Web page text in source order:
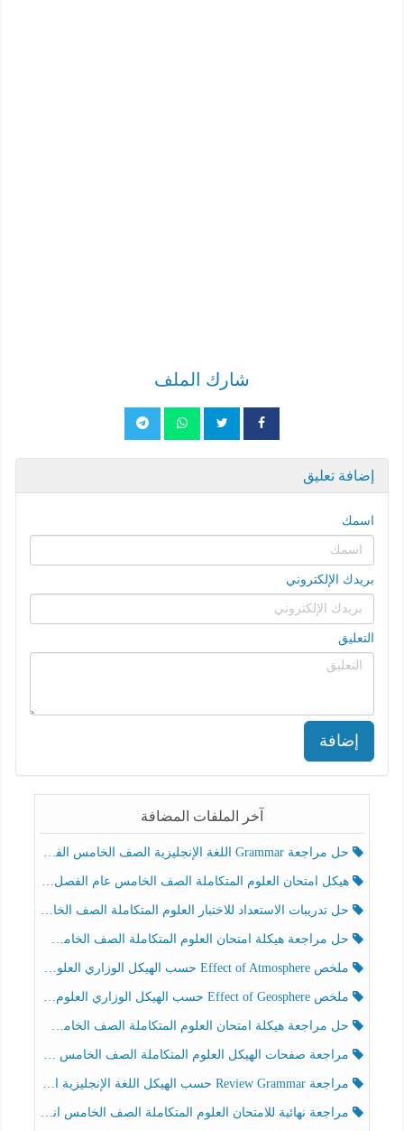
شارك الملف
إضافة تعليق
اسمك
بريدك الإلكتروني
التعليق
إضافة
آخر الملفات المضافة
حل مراجعة Grammar اللغة الإنجليزية الصف الخامس الفصل الثالث
هيكل امتحان العلوم المتكاملة الصف الخامس عام الفصل الدراسي الثالث 2025-2026
حل تدريبات الاستعداد للاختبار العلوم المتكاملة الصف الخامس عام الفصل الثالث
حل مراجعة هيكلة امتحان العلوم المتكاملة الصف الخامس انسبير الفصل الثالث
ملخص Effect of Atmosphere حسب الهيكل الوزاري العلوم المتكاملة الصف الخامس انسبير الفصل الثالث
ملخص Effect of Geosphere حسب الهيكل الوزاري العلوم المتكاملة الصف الخامس انسبير الفصل الثالث
حل مراجعة هيكلة امتحان العلوم المتكاملة الصف الخامس عام الفصل الثالث
مراجعة صفحات الهيكل العلوم المتكاملة الصف الخامس انسبير الفصل الثالث
مراجعة Review Grammar حسب الهيكل اللغة الإنجليزية الصف الخامس الفصل الثالث
مراجعة نهائية للامتحان العلوم المتكاملة الصف الخامس انسبير الفصل الثالث